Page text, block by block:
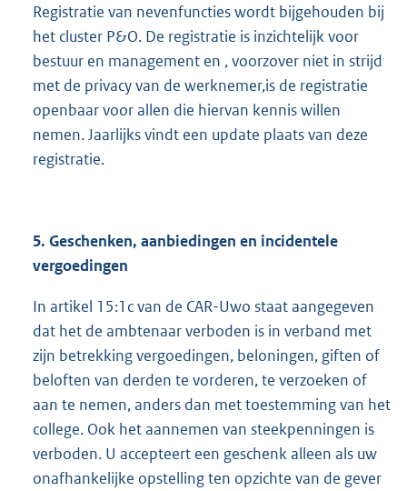
Registratie van nevenfuncties wordt bijgehouden bij
het cluster P&O. De registratie is inzichtelijk voor
bestuur en management en , voorzover niet in strijd
met de privacy van de werknemer,is de registratie
openbaar voor allen die hiervan kennis willen
nemen. Jaarlijks vindt een update plaats van deze
registratie.
5. Geschenken, aanbiedingen en incidentele
vergoedingen
In artikel 15:1c van de CAR-Uwo staat aangegeven
dat het de ambtenaar verboden is in verband met
zijn betrekking vergoedingen, beloningen, giften of
beloften van derden te vorderen, te verzoeken of
aan te nemen, anders dan met toestemming van het
college. Ook het aannemen van steekpenningen is
verboden. U accepteert een geschenk alleen als uw
onafhankelijke opstelling ten opzichte van de gever